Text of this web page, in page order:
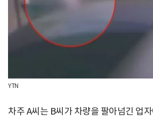
YTN
차주 A씨는 B씨가 차량을 팔아넘긴 업